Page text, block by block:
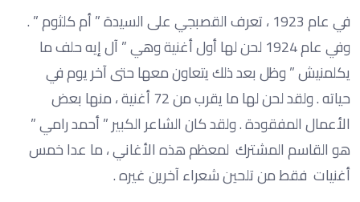
في عام 1923 ، تعرف القصبجي على السيدة ” أم كلثوم ” .
وفي عام 1924 لحن لها أول أغنية وهي ” آل إيه حلف ما
يكلمنيش ” وظل بعد ذلك يتعاون معها حتى آخر يوم في
حياته . ولقد لحن لها ما يقرب من 72 أغنية ، منها بعض
الأعمال المفقودة . ولقد كان الشاعر الكبير ” أحمد رامي ”
هو القاسم المشترك لمعظم هذه الأغاني ، ما عدا خمس
أغنيات فقط من تلحين شعراء آخرين غيره .